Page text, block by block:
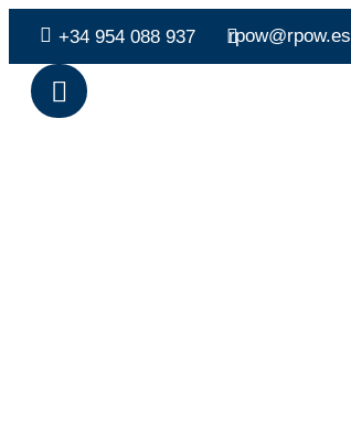
+34 954 088 937 rpow@rpow.es